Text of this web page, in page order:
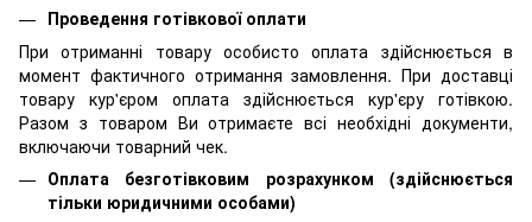
Проведення готівкової оплати
При отриманні товару особисто оплата здійснюється в
момент фактичного отримання замовлення. При доставці
товару кур'єром оплата здійснюється кур'єру готівкою.
Разом з товаром Ви отримаєте всі необхідні документи,
включаючи товарний чек.
Оплата безготівковим розрахунком (здійснюється
тільки юридичними особами)